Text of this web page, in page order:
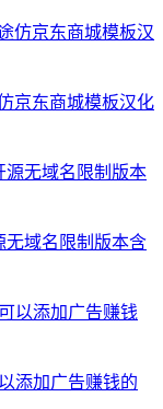
京东商城模板汉化
无域名限制版本含
添加广告赚钱的